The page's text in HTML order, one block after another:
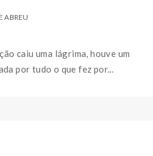
ABREU
caiu uma lágrima, houve um
por tudo o que fez por...